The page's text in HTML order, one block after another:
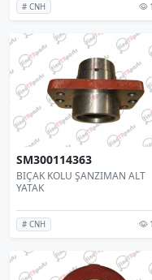
# CNH
SM300114363
BIÇAK KOLU ŞANZIMAN ALT
YATAK
# CNH